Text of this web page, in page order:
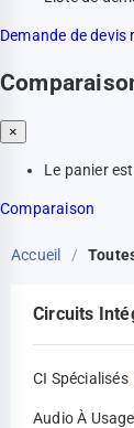
Demande de devis
×
Le panier
Comparaison
Accueil /
Circuits
CI Spécialisés
Audio À